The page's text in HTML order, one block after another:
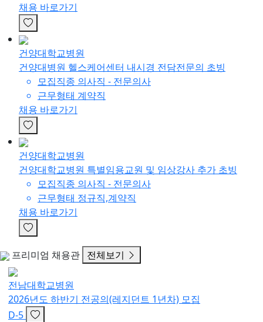
채용 바로가기
건양대학교병원
건양대병원 헬스케어센터 내시경 전담전문의 초빙
모집직종 의사직 - 전문의사
근무형태 계약직
채용 바로가기
건양대학교병원
건양대학교병원 특별임용교원 및 임상강사 추가 초빙
모집직종 의사직 - 전문의사
근무형태 정규직,계약직
채용 바로가기
프리미엄 채용관 전체보기
전남대학교병원
2026년도 하반기 전공의(레지던트 1년차) 모집
D-5